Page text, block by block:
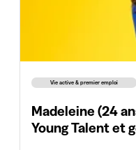
Vie active & premier emploi
Madeleine (24
Young Talent et